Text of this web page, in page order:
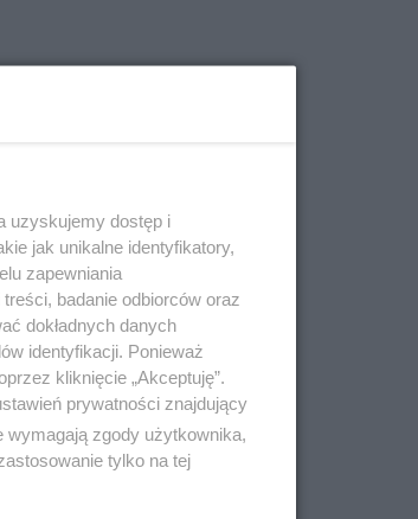
uzyskujemy dostęp i
jak unikalne identyfikatory,
zapewniania
badanie odbiorców oraz
dokładnych danych
identyfikacji. Ponieważ
kliknięcie „Akceptuję”.
prywatności znajdujący
wymagają zgody użytkownika,
tylko na tej